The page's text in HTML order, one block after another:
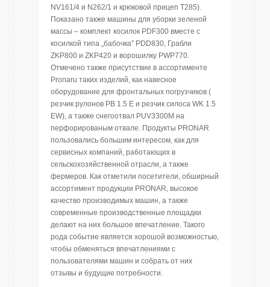
NV161/4 и N262/1 и крюковой прицеп T285).
Показано также машины для уборки зеленой
массы – комплект косилок PDF300 вместе с
косилкой типа „бабочка” PDD830, Грабли
ZKP800 и ZKP420 и ворошилку PWP770.
Отмечено также присутствие в ассортименте
Pronaru таких изделий, как навесное
оборудование для фронтальных погрузчиков (
резчик рулонов РВ 1.5 E и резчик силоса WK 1.5
EW), а также снегоотвал PUV3300M на
перфорированым отвале. Продукты PRONAR
пользовались большим интересом, как для
сервисных компаний, работающих в
сельскохозяйственной отрасли, а также
фермеров. Как отметили посетители, обширный
ассортимент продукции PRONAR, высокое
качество производимых машин, а также
современные производственные площадки
делают на них большое впечатление. Такого
рода событие является хорошой возможностью,
чтобы обменяться впечатлениями с
пользователями машин и собрать от них
отзывы и будущие потребности.